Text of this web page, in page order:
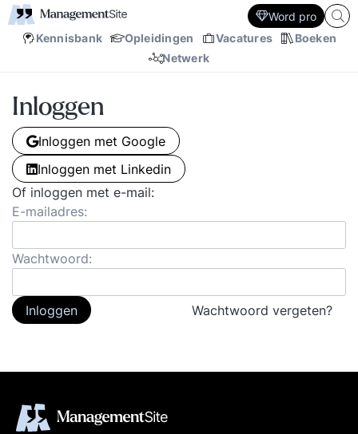
Kennisbank Opleidingen Vacatures
Boeken
Netwerk
Word pro
Inloggen
Inloggen met Google
Inloggen met Linkedin
Of inloggen met e-mail:
E-mailadres:
Wachtwoord:
Inloggen Wachtwoord vergeten?